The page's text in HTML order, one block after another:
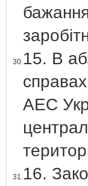
30.15. В
АЕС
31.16.